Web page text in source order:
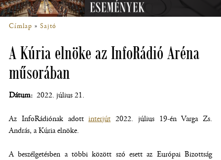
Címlap Sajtó
A Kúria elnöke az InfoRádió Aréna
műsorában
Dátum 2022. július 21.
Az InfoRádiónak adottinterjút (új
meg)
2022. július 19-én Varga Zs.
András, a Kúria elnöke.
A beszélgetésben a többi között szó esett az Európai Bizottság